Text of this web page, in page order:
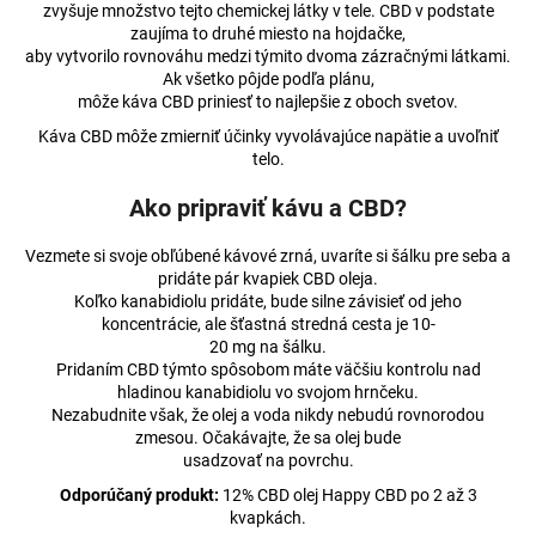
zvyšuje množstvo tejto chemickej látky v tele. CBD v podstate
zaujíma to druhé miesto na hojdačke,
aby vytvorilo rovnováhu medzi týmito dvoma zázračnými látkami.
Ak všetko pôjde podľa plánu,
môže káva CBD priniesť to najlepšie z oboch svetov.
Káva CBD môže zmierniť účinky vyvolávajúce napätie a uvoľniť
telo.
Ako pripraviť kávu a CBD?
Vezmete si svoje obľúbené kávové zrná, uvaríte si šálku pre seba a
pridáte pár kvapiek CBD oleja.
Koľko kanabidiolu pridáte, bude silne závisieť od jeho
koncentrácie, ale šťastná stredná cesta je 10-
20 mg na šálku.
Pridaním CBD týmto spôsobom máte väčšiu kontrolu nad
hladinou kanabidiolu vo svojom hrnčeku.
Nezabudnite však, že olej a voda nikdy nebudú rovnorodou
zmesou. Očakávajte, že sa olej bude
usadzovať na povrchu.
Odporúčaný produkt: 12% CBD olej Happy CBD po 2 až 3
kvapkách.